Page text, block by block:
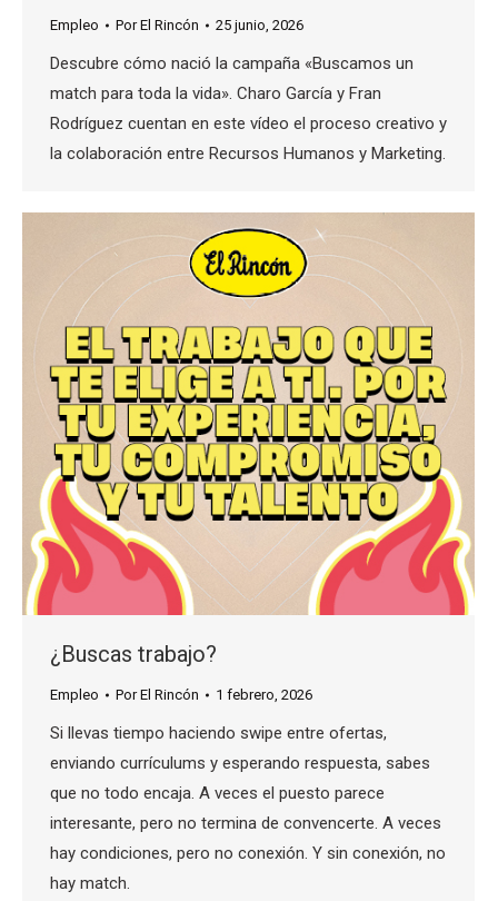
Empleo PorEl Rincón 25 junio, 2026
Descubre cómo nació la campaña «Buscamos un
match para toda la vida». Charo García y Fran
Rodríguez cuentan en este vídeo el proceso creativo y
la colaboración entre Recursos Humanos y Marketing.
¿Buscas trabajo?
Empleo PorEl Rincón 1 febrero, 2026
Si llevas tiempo haciendo swipe entre ofertas,
enviando currículums y esperando respuesta, sabes
que no todo encaja. A veces el puesto parece
interesante, pero no termina de convencerte. A veces
hay condiciones, pero no conexión. Y sin conexión, no
hay match.